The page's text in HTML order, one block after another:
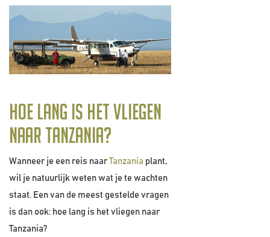
Hoe lang is het vliegen
naar Tanzania?
Wanneer je een reis naarTanzania plant,
wil je natuurlijk weten wat je te wachten
staat. Een van de meest gestelde vragen
is dan ook: hoe lang is het vliegen naar
Tanzania?